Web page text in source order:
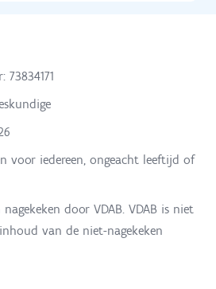
73834171
voor iedereen, ongeacht leeftijd of
door VDAB. VDAB is niet
van de niet-nagekeken